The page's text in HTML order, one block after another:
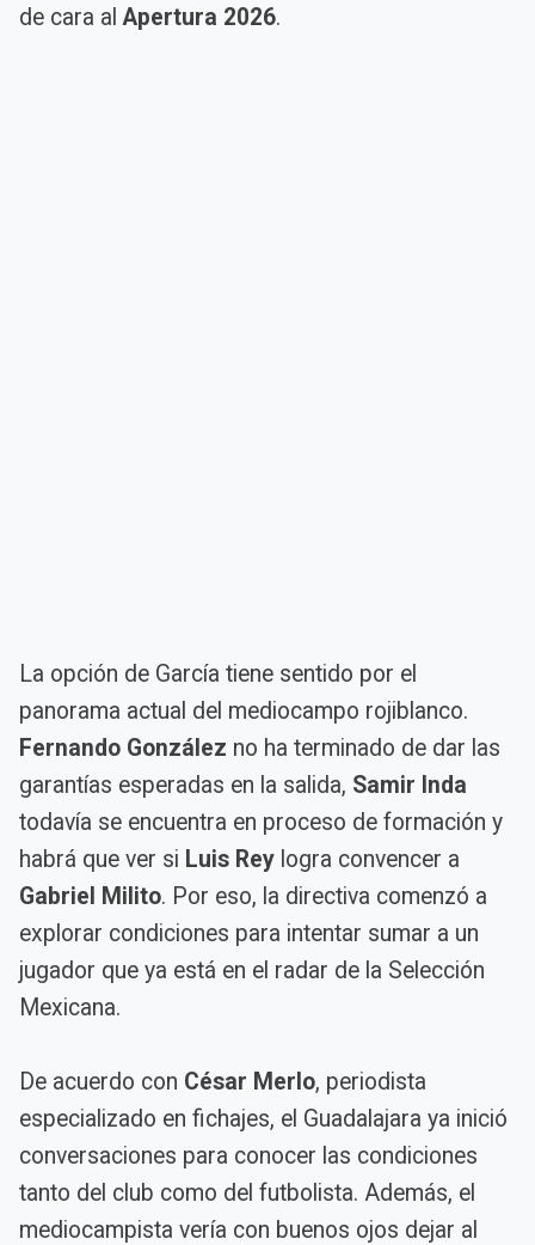
de cara al Apertura 2026.
La opción de García tiene sentido por el
panorama actual del mediocampo rojiblanco.
Fernando González no ha terminado de dar las
garantías esperadas en la salida, Samir Inda
todavía se encuentra en proceso de formación y
habrá que ver si Luis Rey logra convencer a
Gabriel Milito. Por eso, la directiva comenzó a
explorar condiciones para intentar sumar a un
jugador que ya está en el radar de la Selección
Mexicana.
De acuerdo con César Merlo, periodista
especializado en fichajes, el Guadalajara ya inició
conversaciones para conocer las condiciones
tanto del club como del futbolista. Además, el
mediocampista vería con buenos ojos dejar al